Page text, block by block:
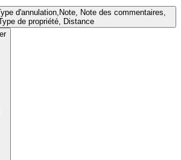
d'annulation,Note, Note des commentaires,
de propriété, Distance